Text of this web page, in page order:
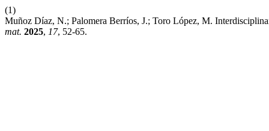
(1)
Muñoz Díaz, N.; Palomera Berríos, J.; Toro López, M.
mat. 2025, 17, 52-65.